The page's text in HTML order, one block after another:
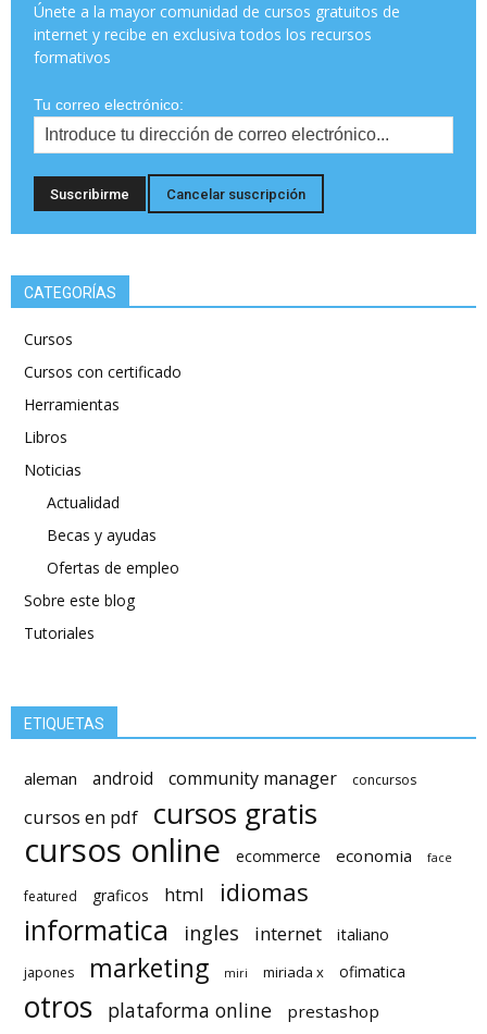
Únete a la mayor comunidad de cursos gratuitos de
internet y recibe en exclusiva todos los recursos
formativos
Tu correo electrónico:
CATEGORÍAS
Cursos
Cursos con certificado
Herramientas
Libros
Noticias
Actualidad
Becas y ayudas
Ofertas de empleo
Sobre este blog
Tutoriales
ETIQUETAS
aleman android community manager concursos
cursos en pdf cursos gratis
cursos online ecommerce economia face
featured graficos html idiomas
informatica ingles internet italiano
japones marketing miri miriada x ofimatica
otros plataforma online prestashop